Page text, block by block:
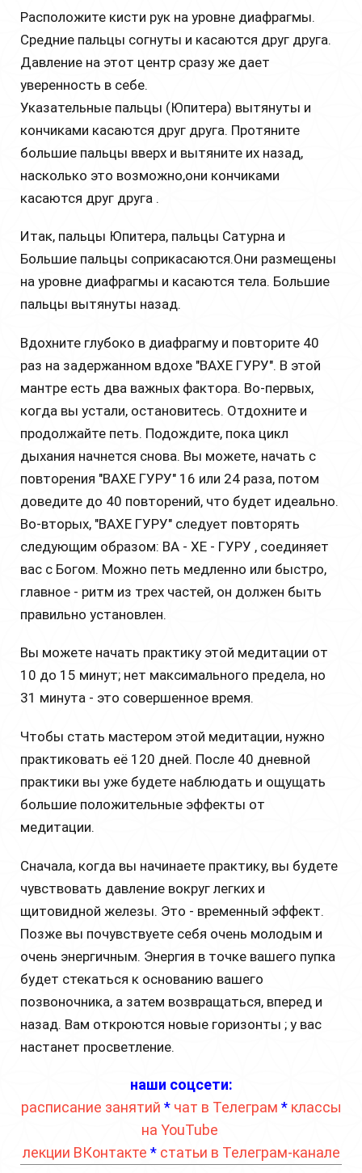
Расположите кисти рук на уровне диафрагмы.
Средние пальцы согнуты и касаются друг друга.
Давление на этот центр сразу же дает
уверенность в себе.
Указательные пальцы (Юпитера) вытянуты и
кончиками касаются друг друга. Протяните
большие пальцы вверх и вытяните их назад,
насколько это возможно,они кончиками
касаются друг друга .
Итак, пальцы Юпитера, пальцы Сатурна и
Большие пальцы соприкасаются.Они размещены
на уровне диафрагмы и касаются тела. Большие
пальцы вытянуты назад.
Вдохните глубоко в диафрагму и повторите 40
раз на задержанном вдохе "ВАХЕ ГУРУ". В этой
мантре есть два важных фактора. Во-первых,
когда вы устали, остановитесь. Отдохните и
продолжайте петь. Подождите, пока цикл
дыхания начнется снова. Вы можете, начать с
повторения "ВАХЕ ГУРУ" 16 или 24 раза, потом
доведите до 40 повторений, что будет идеально.
Во-вторых, "ВАХЕ ГУРУ" следует повторять
следующим образом: ВА - ХЕ - ГУРУ , соединяет
вас с Богом. Можно петь медленно или быстро,
главное - ритм из трех частей, он должен быть
правильно установлен.
Вы можете начать практику этой медитации от
10 до 15 минут; нет максимального предела, но
31 минута - это совершенное время.
Чтобы стать мастером этой медитации, нужно
практиковать её 120 дней. После 40 дневной
практики вы уже будете наблюдать и ощущать
большие положительные эффекты от
медитации.
Сначала, когда вы начинаете практику, вы будете
чувствовать давление вокруг легких и
щитовидной железы. Это - временный эффект.
Позже вы почувствуете себя очень молодым и
очень энергичным. Энергия в точке вашего пупка
будет стекаться к основанию вашего
позвоночника, а затем возвращаться, вперед и
назад. Вам откроются новые горизонты ; у вас
настанет просветление.
наши соцсети:
расписание занятий * чат в Телеграм * классы
на YouTube
лекции ВКонтакте * статьи в Телеграм-канале